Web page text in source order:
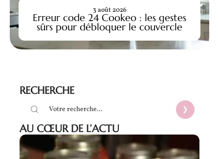
Erreur code 24 Cookeo : les gestes
sûrs pour débloquer le couvercle
3 août 2026
RECHERCHE
AU CŒUR DE L’ACTU